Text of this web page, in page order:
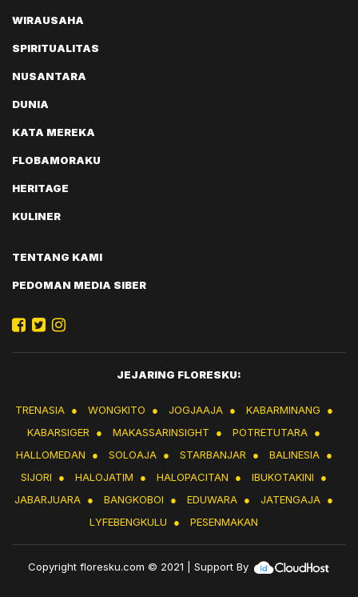
WIRAUSAHA
SPIRITUALITAS
NUSANTARA
DUNIA
KATA MEREKA
FLOBAMORAKU
HERITAGE
KULINER
TENTANG KAMI
PEDOMAN MEDIA SIBER
JEJARING FLORESKU:
TRENASIA ● WONGKITO ● JOGJAAJA ● KABARMINANG
●
KABARSIGER ● MAKASSARINSIGHT ● POTRETUTARA ●
HALLOMEDAN
● SOLOAJA ● STARBANJAR ● BALINESIA ●
SIJORI
● HALOJATIM ● HALOPACITAN ● IBUKOTAKINI
●
JABARJUARA ● BANGKOBOI ● EDUWARA ● JATENGAJA ●
LYFEBENGKULU
● PESENMAKAN
Copyrightfloresku.com © 2021 | Support By